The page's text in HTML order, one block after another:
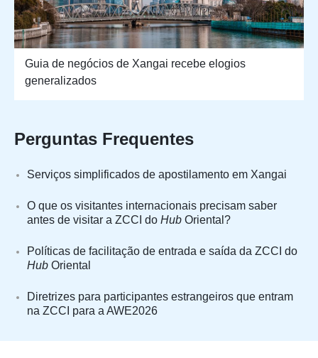
Guia de negócios de Xangai recebe elogios
generalizados
Perguntas Frequentes
Serviços simplificados de apostilamento em Xangai
O que os visitantes internacionais precisam saber
antes de visitar a ZCCI do Hub Oriental?
Políticas de facilitação de entrada e saída da ZCCI do
Hub Oriental
Diretrizes para participantes estrangeiros que entram
na ZCCI para a AWE2026